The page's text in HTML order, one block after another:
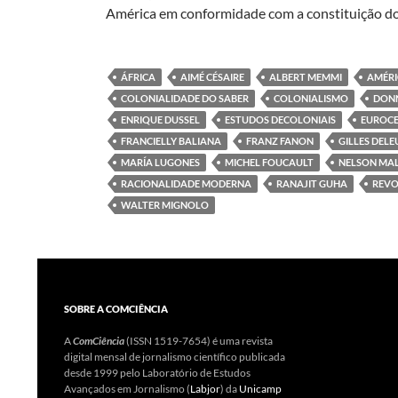
América em conformidade com a constituição
ÁFRICA AIMÉ CÉSAIRE ALBERT MEMMI
COLONIALIDADE DO SABER
COLONIALISMO
ENRIQUE DUSSEL
ESTUDOS DECOLONIAIS
FRANCIELLY BALIANA
FRANZ FANON GILLES
MARÍA LUGONES
MICHEL FOUCAULT NELSON
RACIONALIDADE MODERNA
RANAJIT GUHA
WALTER MIGNOLO
SOBRE A COMCIÊNCIA
AComCiência(ISSN 1519-7654) é uma revista
digital mensal de jornalismo científico publicada
desde 1999 pelo Laboratório de Estudos
Avançados em Jornalismo (Labjor) da Unicamp